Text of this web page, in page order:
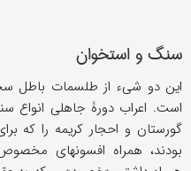
سنگ و استخوان
این دو شیء از طلسمات باطل
است. اعراب دورۀ جاهلی انواع
گورستان و احجار کریمه را که
بودند، همراه افسونهای